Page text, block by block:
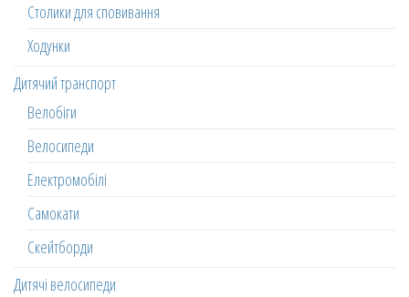
Столики для сповивання
Ходунки
Дитячий транспорт
Велобіги
Велосипеди
Електромобілі
Самокати
Скейтборди
Дитячі велосипеди